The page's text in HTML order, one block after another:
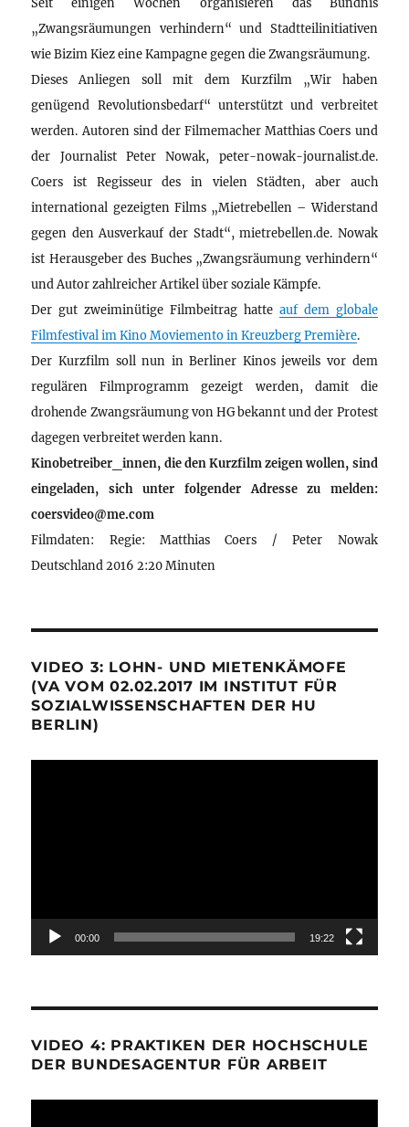
Seit einigen Wochen organisieren das Bündnis
„Zwangsräumungen verhindern“ und Stadtteilinitiativen
wie Bizim Kiez eine Kampagne gegen die Zwangsräumung.
Dieses Anliegen soll mit dem Kurzfilm „Wir haben
genügend Revolutionsbedarf“ unterstützt und verbreitet
werden. Autoren sind der Filmemacher Matthias Coers und
der Journalist Peter Nowak, peter-nowak-journalist.de.
Coers ist Regisseur des in vielen Städten, aber auch
international gezeigten Films „Mietrebellen – Widerstand
gegen den Ausverkauf der Stadt“, mietrebellen.de. Nowak
ist Herausgeber des Buches „Zwangsräumung verhindern“
und Autor zahlreicher Artikel über soziale Kämpfe.
Der gut zweiminütige Filmbeitrag hatte auf dem globale
Filmfestival im Kino Moviemento in Kreuzberg Première.
Der Kurzfilm soll nun in Berliner Kinos jeweils vor dem
regulären Filmprogramm gezeigt werden, damit die
drohende Zwangsräumung von HG bekannt und der Protest
dagegen verbreitet werden kann.
Kinobetreiber_innen, die den Kurzfilm zeigen wollen, sind
eingeladen, sich unter folgender Adresse zu melden:
coersvideo@me.com
Filmdaten: Regie: Matthias Coers / Peter Nowak
Deutschland 2016 2:20 Minuten
VIDEO 3: LOHN- UND MIETENKÄMOFE
(VA VOM 02.02.2017 IM INSTITUT FÜR
SOZIALWISSENSCHAFTEN DER HU
BERLIN)
00:00 19:22
VIDEO 4: PRAKTIKEN DER HOCHSCHULE
DER BUNDESAGENTUR FÜR ARBEIT